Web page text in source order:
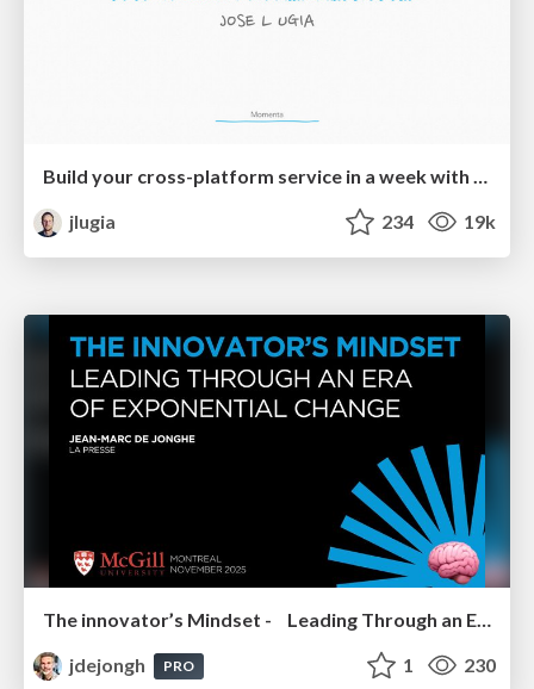
jlugia
234 19k
The innovator’s Mindset - Leading Through an Era of Exponential Change - McGill University 2025
jdejongh
PRO 1 230